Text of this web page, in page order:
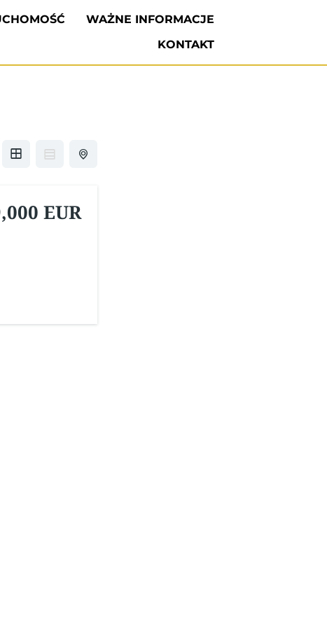
WAŻNE INFORMACJE
KONTAKT
EUR